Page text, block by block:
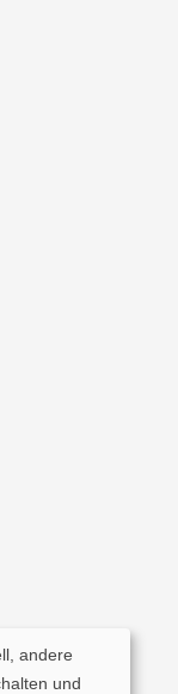
andere
und